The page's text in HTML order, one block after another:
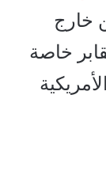
خارج
خاصة